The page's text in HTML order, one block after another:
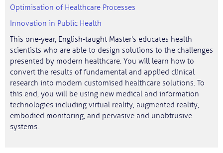
Optimisation of Healthcare Processes
Innovation in Public Health
This one-year, English-taught Master's educates health
scientists who are able to design solutions to the challenges
presented by modern healthcare. You will learn how to
convert the results of fundamental and applied clinical
research into modern customised healthcare solutions. To
this end, you will be using new medical and information
technologies including virtual reality, augmented reality,
embodied monitoring, and pervasive and unobtrusive
systems.